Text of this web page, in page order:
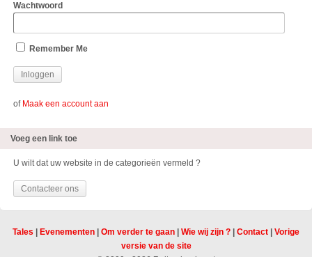
Wachtwoord
Remember Me
of Maak een account aan
Voeg een link toe
U wilt dat uw website in de categorieën vermeld ?
Contacteer ons
Tales Evenementen Om verder te gaan Wie wij zijn ? Contact
Vorige
versie van de site